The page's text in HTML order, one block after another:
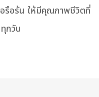
รือร้น ให้มีคุณภาพชีวิตที่
กวัน